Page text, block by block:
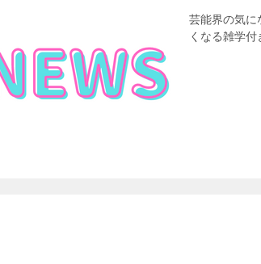
芸能界の気に
くなる雑学付